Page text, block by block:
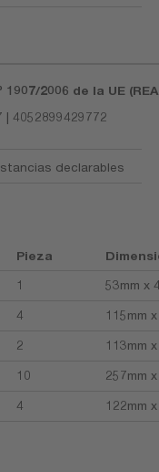
2006 de la UE
| 4052899429772
declarables
Pieza
1 53mm x
4 115mm
2 113mm
10 257mm
4 122mm